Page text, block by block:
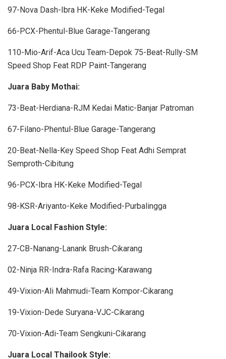
97-Nova Dash-Ibra HK-Keke Modified-Tegal
66-PCX-Phentul-Blue Garage-Tangerang
110-Mio-Arif-Aca Ucu Team-Depok 75-Beat-Rully-SM
Speed Shop Feat RDP Paint-Tangerang
Juara Baby Mothai:
73-Beat-Herdiana-RJM Kedai Matic-Banjar Patroman
67-Filano-Phentul-Blue Garage-Tangerang
20-Beat-Nella-Key Speed Shop Feat Adhi Semprat
Semproth-Cibitung
96-PCX-Ibra HK-Keke Modified-Tegal
98-KSR-Ariyanto-Keke Modified-Purbalingga
Juara Local Fashion Style:
27-CB-Nanang-Lanank Brush-Cikarang
02-Ninja RR-Indra-Rafa Racing-Karawang
49-Vixion-Ali Mahmudi-Team Kompor-Cikarang
19-Vixion-Dede Suryana-VJC-Cikarang
70-Vixion-Adi-Team Sengkuni-Cikarang
Juara Local Thailook Style: